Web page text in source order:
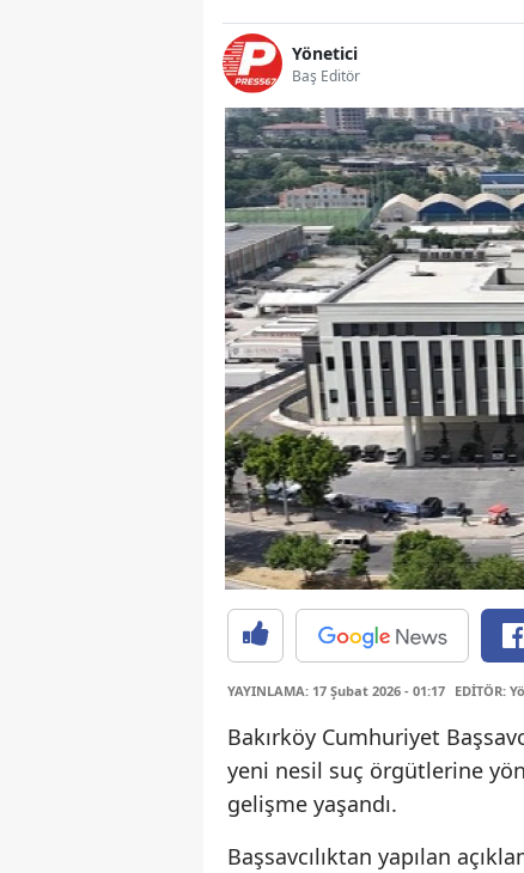
Yönetici
Baş Editör
YAYINLAMA: 17 Şubat 2026 - 01:17 EDİTÖR:
Bakırköy Cumhuriyet
yeni nesil suç örgütlerine
gelişme yaşandı.
Başsavcılıktan yapılan